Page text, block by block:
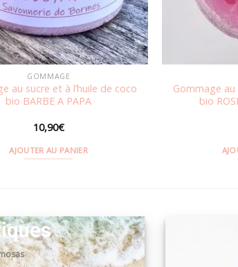
GOMMAGE
au sucre et à l’huile de coco
bio BARBE A PAPA
10,90€
AJOUTER AU PANIER
Gommage au
bio